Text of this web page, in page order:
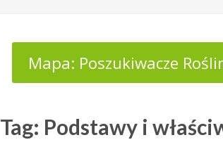
Mapa: Poszukiwacze
Tag: Podstawy i